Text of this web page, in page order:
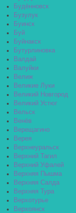
Будённовск
Бузулук
Буинск
Буй
Буйнакск
Бутурлиновка
Валдай
Валуйки
Велиж
Великие Луки
Великий Новгород
Великий Устюг
Вельск
Венёв
Верещагино
Верея
Верхнеуральск
Верхний Тагил
Верхний Уфалей
Верхняя Пышма
Верхняя Салда
Верхняя Тура
Верхотурье
Верхоянск